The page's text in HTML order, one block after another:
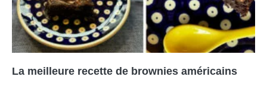
La meilleure recette de brownies américains